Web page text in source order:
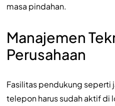
masa pindahan.
Manajemen
Perusahaan
Fasilitas pendukung seperti
telepon harus sudah aktif di